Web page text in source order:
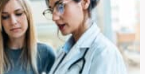
כי הקשר הסיבתי נותק.
גובה הפיצויים תלוי בנזק שנגרם
לשיעור הנכות, גובה השכר של
הפגיעה ביכולת ההשתכרות